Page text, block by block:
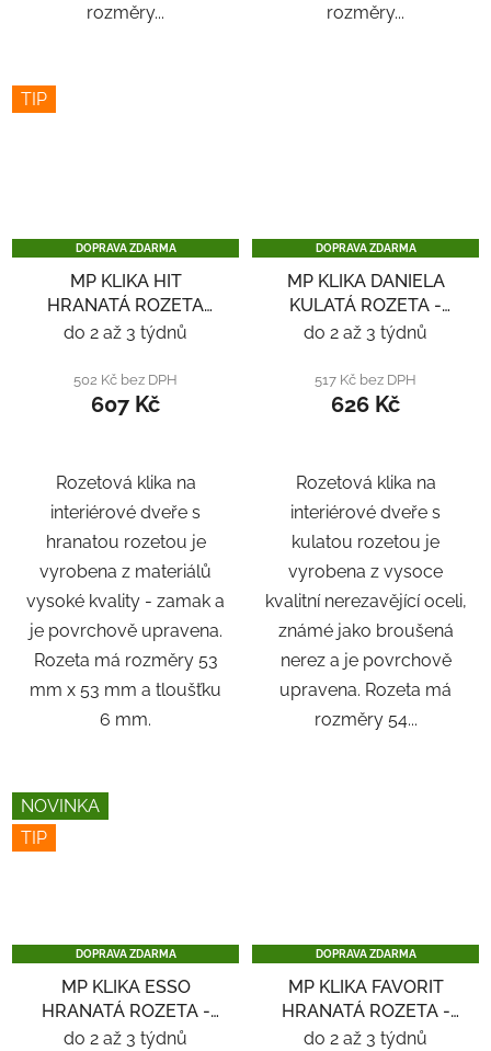
rozměry...
rozměry...
TIP
DOPRAVA ZDARMA
MP KLIKA HIT
HRANATÁ ROZETA
SQ6 - ČERNÁ
do 2 až 3 týdnů
502 Kč bez DPH
607 Kč
Rozetová klika na
interiérové ​​dveře s
hranatou rozetou je
vyrobena z materiálů
vysoké kvality - zamak a
je povrchově upravena.
Rozeta má rozměry 53
mm x 53 mm a tloušťku
6 mm.
DOPRAVA ZDARMA
MP KLIKA DANIELA
KULATÁ ROZETA -
NEREZ
do 2 až 3 týdnů
517 Kč bez DPH
626 Kč
Rozetová klika na
interiérové ​​dveře s
kulatou rozetou je
vyrobena z vysoce
kvalitní nerezavějící oceli,
známé jako broušená
nerez a je povrchově
upravena. Rozeta má
rozměry 54...
NOVINKA
TIP
DOPRAVA ZDARMA
MP KLIKA ESSO
HRANATÁ ROZETA -
ČERNÁ
do 2 až 3 týdnů
DOPRAVA ZDARMA
MP KLIKA FAVORIT
HRANATÁ ROZETA -
ČERNÁ
do 2 až 3 týdnů